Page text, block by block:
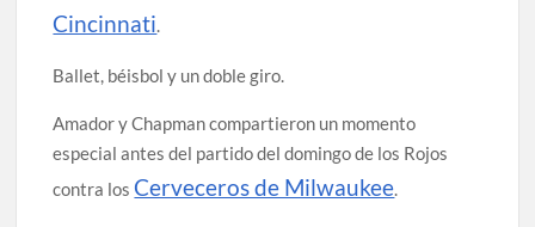
Cincinnati.
Ballet, béisbol y un doble giro.
Amador y Chapman compartieron un momento
especial antes del partido del domingo de los Rojos
contra los Cerveceros de Milwaukee.